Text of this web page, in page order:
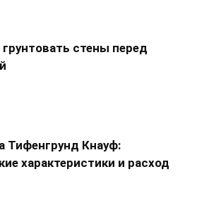
стены перед
Тифенгрунд Кнауф:
характеристики и расход